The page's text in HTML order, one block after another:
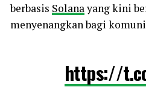
berbasis Solanayang kini
menyenangkan bagi
https://